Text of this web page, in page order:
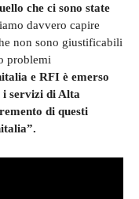
che ci sono state
davvero capire
non sono giustificabili
problemi
e RFI è emerso
i servizi di Alta
di questi